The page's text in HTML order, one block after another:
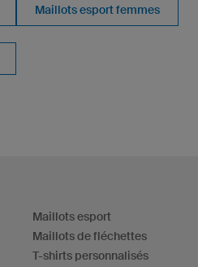
Maillots esport femmes
Maillots esport
Maillots de fléchettes
T-shirts personnalisés